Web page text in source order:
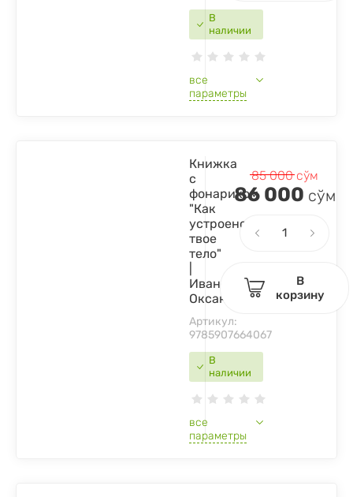
В
наличии
все
параметры
В
наличии
Книжка
с
фонариком
"Как
устроено
твое
тело"
Иванова
Оксана
Артикул:
9785907664067
все
параметры
85 000сўм
86 000 сўм
В
корзину